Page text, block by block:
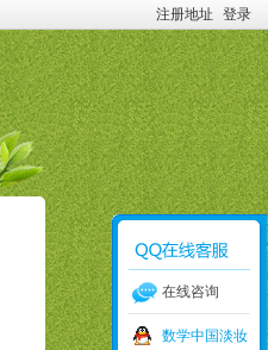
注册地址 登录
在线咨询
数学中国淡妆